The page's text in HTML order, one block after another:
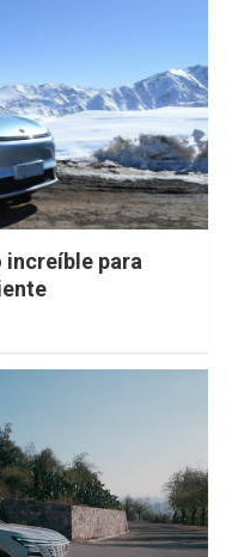
increíble para